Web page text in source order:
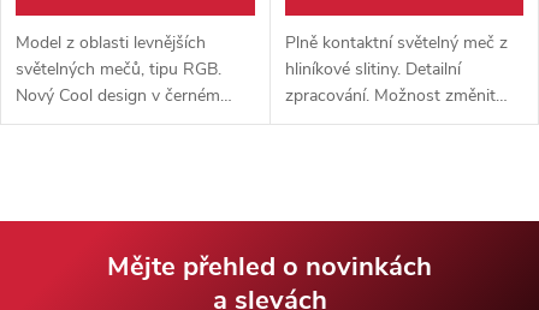
Model z oblasti levnějších
světelných mečů, tipu RGB.
Nový Cool design v černém
zbarvení. Funkce změny barev,
Plně kontaktní světelný meč z
hliníkové slitiny. Detailní
zpracování. Možnost změnit
barvu čepele. Obsahuje citlivý
Mějte přehled o novinkách
a slevách